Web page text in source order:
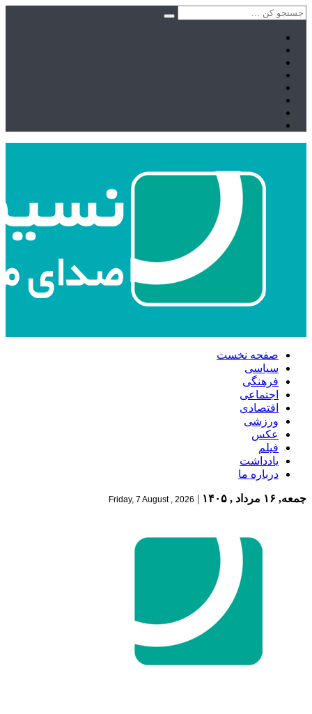
صفحه نخست
سیاسی
فرهنگی
اجتماعی
اقتصادی
ورزشی
عکس
فیلم
یادداشت
درباره ما
جمعه, ۱۶ مرداد , ۱۴۰۵ |
Friday, 7 August , 2026